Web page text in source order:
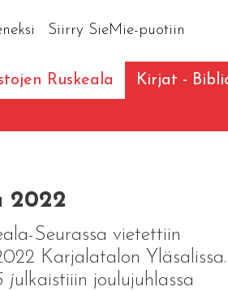
Siirry SieMie-puotiin
Ruskeala Kirjat -
2022
Seurassa vietettiin
Karjalatalon Yläsalissa.
julkaistiiin joulujuhlassa